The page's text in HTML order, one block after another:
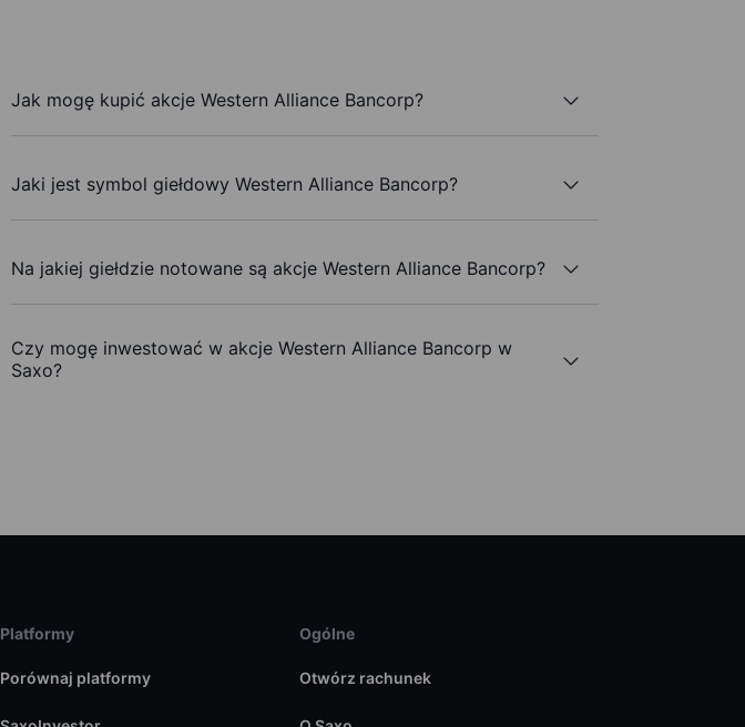
Jak mogę kupić akcje Western Alliance Bancorp?
Jaki jest symbol giełdowy Western Alliance Bancorp?
Na jakiej giełdzie notowane są akcje Western Alliance Bancorp?
Czy mogę inwestować w akcje Western Alliance Bancorp w
Saxo?
Platformy
Porównaj platformy
Ogólne
Otwórz rachunek